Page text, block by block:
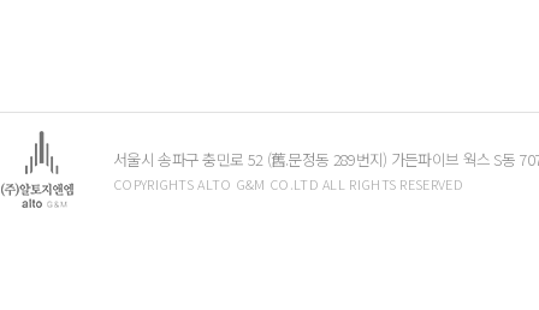
서울시 송파구 충민로 52 (舊.문정동 289번지) 가든파이브 웍스 S동
COPYRIGHTS ALTO G&M CO.LTD ALL RIGHTS RESERVED